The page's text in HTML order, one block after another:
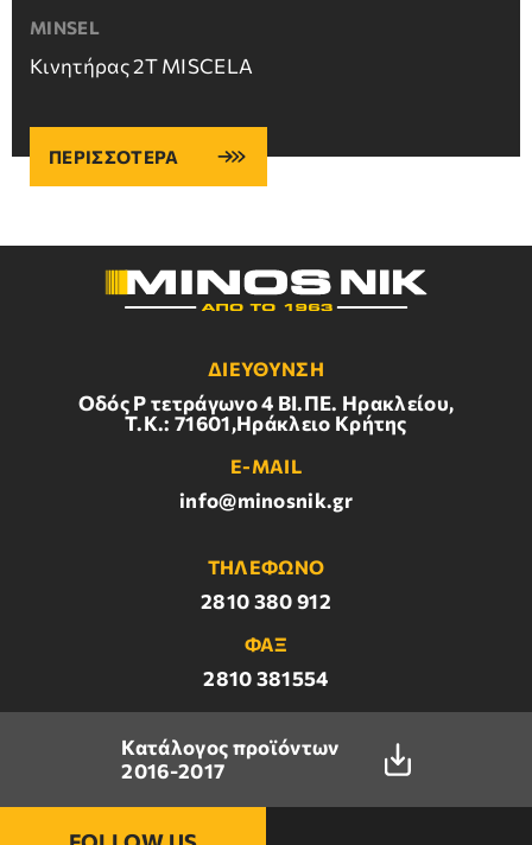
MINSEL
Κινητήρας 2Τ MISCELA
ΠΕΡΙΣΣΟΤΕΡΑ
ΔΙΕΥΘΥΝΣΗ
Οδός Ρ τετράγωνο 4 BI.ΠΕ. Ηρακλείου,
Τ.Κ.: 71601,Ηράκλειο Κρήτης
E-MAIL
info@minosnik.gr
ΤΗΛΕΦΩΝΟ
2810 380 912
ΦΑΞ
2810 381554
Κατάλογος προϊόντων
2016-2017